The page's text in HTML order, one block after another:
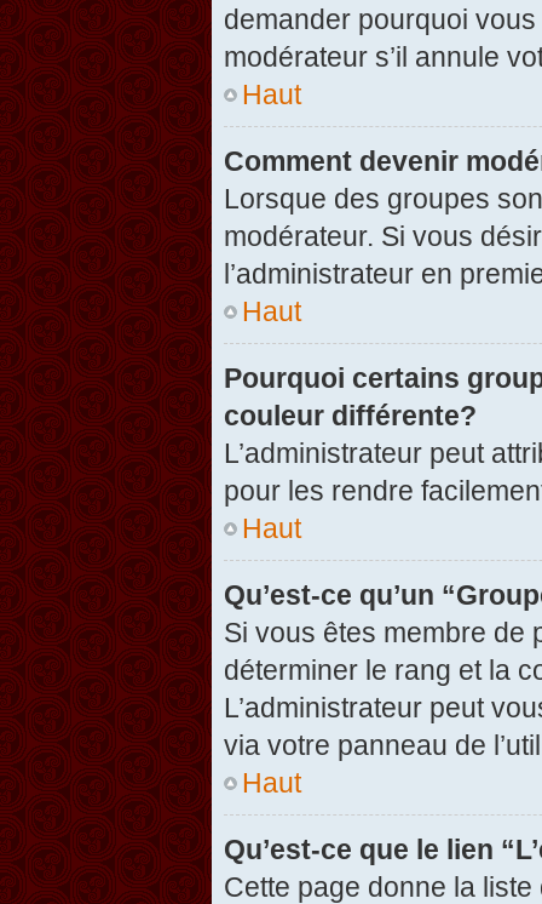
demander pourquoi
modérateur s’il annule
Haut
Comment devenir
Lorsque des groupes
modérateur. Si vous
l’administrateur en
Haut
Pourquoi certains
couleur différente?
L’administrateur peut
pour les rendre
Haut
Qu’est-ce qu’un
Si vous êtes membre de
déterminer le rang et la
L’administrateur peut
via votre panneau de
Haut
Qu’est-ce que le lien
Cette page donne la